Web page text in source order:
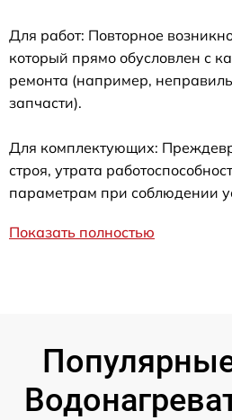
Для работ: Повторное
который прямо обусловлен с
ремонта (например,
запчасти).
Для комплектующих:
строя, утрата
параметрам при соблюдении
Показать полностью